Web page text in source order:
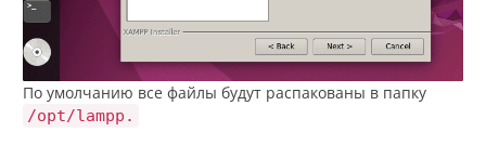
По умолчанию все файлы будут распакованы в папку
/opt/lampp.